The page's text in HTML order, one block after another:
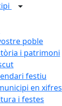
poble
i patrimoni
festiu
en xifres
i festes